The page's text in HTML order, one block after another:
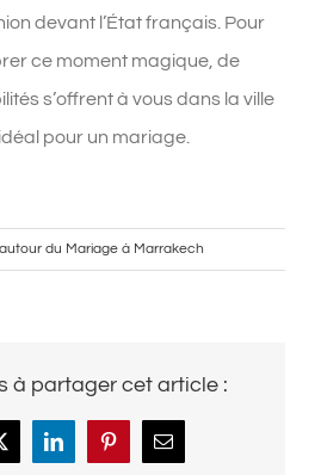
devant l’État français. Pour
ce moment magique, de
s’offrent à vous dans la ville
pour un mariage.
du Mariage à Marrakech
à partager cet article :
LinkedInPinterestEmail